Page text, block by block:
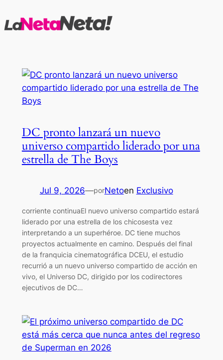
al
DC pronto lanzará un nuevo
universo compartido liderado por una
estrella de The Boys
Jul 9, 2026—porNetoen Exclusivo
corriente continuaEl nuevo universo compartido estará
liderado por una estrella de los chicosesta vez
interpretando a un superhéroe. DC tiene muchos
proyectos actualmente en camino. Después del final
de la franquicia cinematográfica DCEU, el estudio
recurrió a un nuevo universo compartido de acción en
vivo, el Universo DC, dirigido por los codirectores
ejecutivos de DC…